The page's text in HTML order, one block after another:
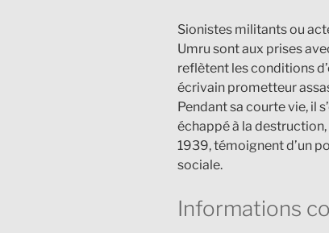
Sionistes militants ou
Umru sont aux prises
reflètent les conditions
écrivain prometteur
Pendant sa courte vie, il
échappé à la destruction,
1939, témoignent d’un
sociale.
Informations